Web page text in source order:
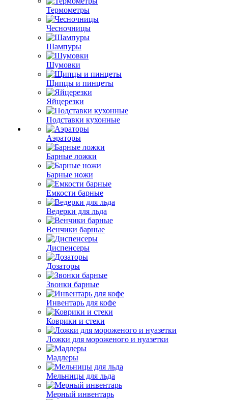
Термометры
Чесночницы
Шампуры
Шумовки
Щипцы и пинцеты
Яйцерезки
Подставки кухонные
Аэраторы
Барные ложки
Барные ножи
Емкости барные
Ведерки для льда
Венчики барные
Диспенсеры
Дозаторы
Звонки барные
Инвентарь для кофе
Коврики и стеки
Ложки для мороженого и нуазетки
Мадлеры
Мельницы для льда
Мерный инвентарь